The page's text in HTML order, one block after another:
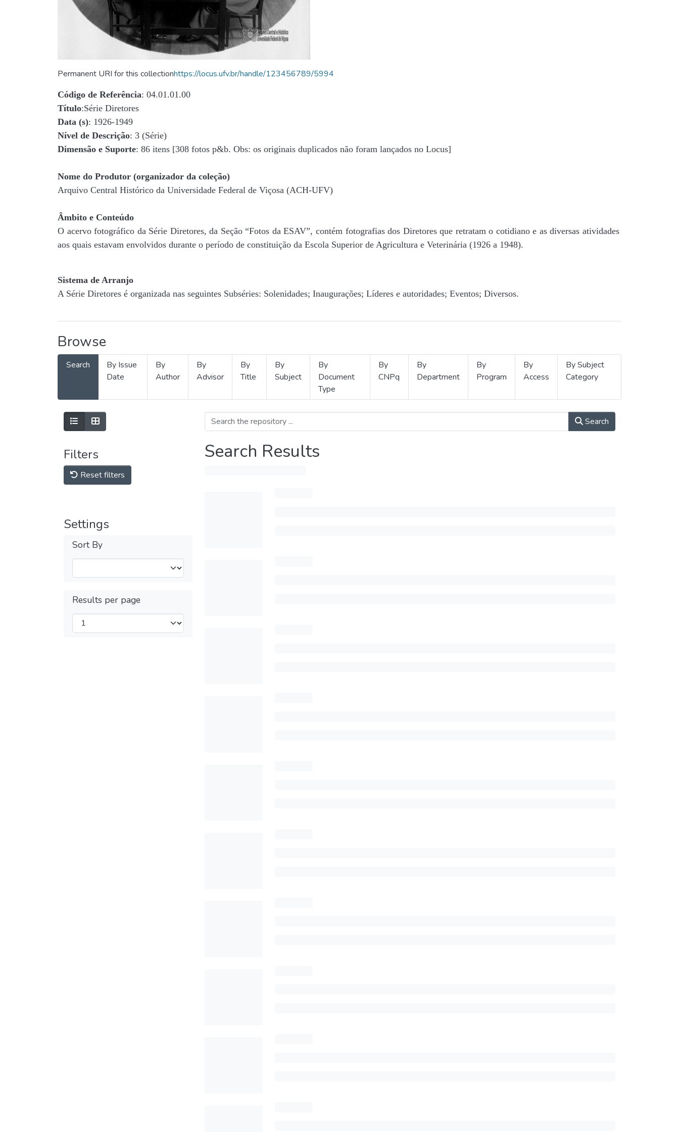
Permanent URI for this collectionhttps://locus.ufv.br/handle/123456789/5994
Código de Referência: 04.01.01.00
Título:Série Diretores
Data (s): 1926-1949
Nível de Descrição: 3 (Série)
Dimensão e Suporte: 86 itens [308 fotos p&b. Obs: os originais duplicados não foram lançados no Locus]
Nome do Produtor (organizador da coleção)
Arquivo Central Histórico da Universidade Federal de Viçosa (ACH-UFV)
Âmbito e Conteúdo
O acervo fotográfico da Série Diretores, da Seção “Fotos da ESAV”, contém fotografias dos Diretores que retratam o cotidiano e as diversas atividades
aos quais estavam envolvidos durante o período de constituição da Escola Superior de Agricultura e Veterinária (1926 a 1948).
Sistema de Arranjo
A Série Diretores é organizada nas seguintes Subséries: Solenidades; Inaugurações; Líderes e autoridades; Eventos; Diversos.
Browse
Search
By Issue
Date
By
Author
By
Advisor
By
Title
By
Subject
By
Document
Type
By
CNPq
By
Department
By
Program
By
Access
By Subject
Category
Filters
Reset filters
Settings
Sort By
Results per page
Search
Search Results